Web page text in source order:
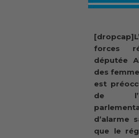
forces
députée
des
est
de
d’alarme
que le